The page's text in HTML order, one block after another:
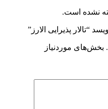
نشده است.
“تالار پذیرایی الارز”
بخش‌های موردنیاز